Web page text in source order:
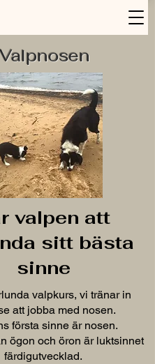
Valpnosen
valpen att
sitt bästa
sinne
valpkurs, vi tränar in
att jobba med nosen.
första sinne är nosen.
ögon och öron är luktsinnet
färdigutvecklad.